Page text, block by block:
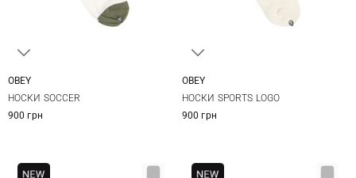
OBEY
НОСКИ SOCCER
900 грн
OBEY
НОСКИ SPORTS LOGO
900 грн